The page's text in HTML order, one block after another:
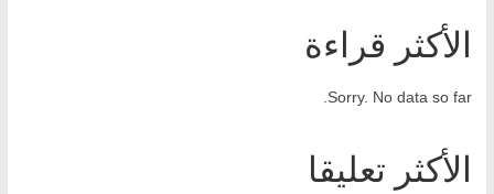
الأكثر قراءة
Sorry. No data so far.
الأكثر تعليقا